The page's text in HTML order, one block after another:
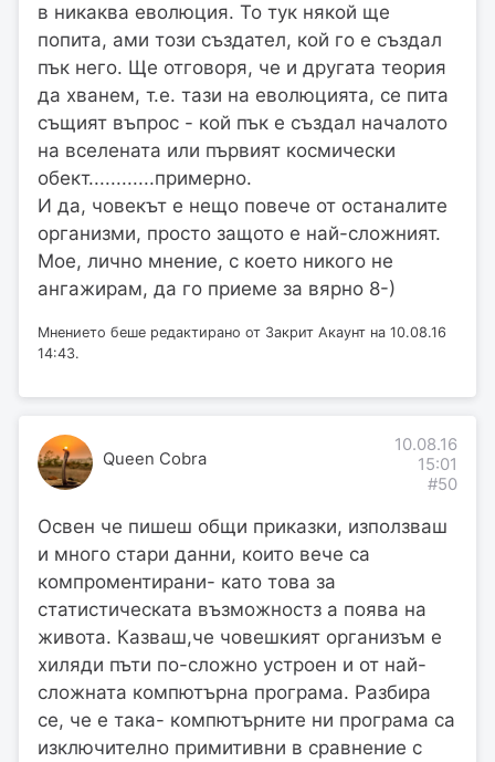
в никаква еволюция. То тук някой ще
попита, ами този създател, кой го е създал
пък него. Ще отговоря, че и другата теория
да хванем, т.е. тази на еволюцията, се пита
същият въпрос - кой пък е създал началото
на вселената или първият космически
обект............примерно.
И да, човекът е нещо повече от останалите
организми, просто защото е най-сложният.
Мое, лично мнение, с което никого не
ангажирам, да го приеме за вярно 8-)
Мнението беше редактирано от Закрит Акаунт на 10.08.16
14:43.
Queen Cobra
10.08.16
15:01
#50
Освен че пишеш общи приказки, използваш
и много стари данни, които вече са
компроментирани- като това за
статистическата възможностз а поява на
живота. Казваш,че човешкият организъм е
хиляди пъти по-сложно устроен и от най-
сложната компютърна програма. Разбира
се, че е така- компютърните ни програма са
изключително примитивни в сравнение с